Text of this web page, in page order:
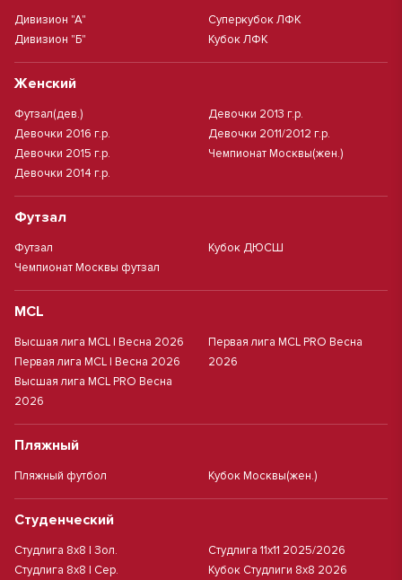
Дивизион "А"
Дивизион "Б"
Суперкубок ЛФК
Кубок ЛФК
Женский
Футзал(дев.)
Девочки 2016 г.р.
Девочки 2015 г.р.
Девочки 2014 г.р.
Девочки 2013 г.р.
Девочки 2011/2012 г.р.
Чемпионат Москвы(жен.)
Футзал
Футзал
Чемпионат Москвы футзал
Кубок ДЮСШ
MCL
Высшая лига MCL | Весна 2026
Первая лига MCL | Весна 2026
Высшая лига MCL PRO Весна
2026
Первая лига MCL PRO Весна
2026
Пляжный
Пляжный футбол Кубок Москвы(жен.)
Студенческий
Студлига 8х8 | Зол.
Студлига 8х8 | Сер.
Студлига 11х11 2025/2026
Кубок Студлиги 8х8 2026